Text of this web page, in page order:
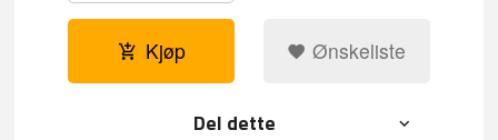
Kjøp Ønskeliste
Del dette